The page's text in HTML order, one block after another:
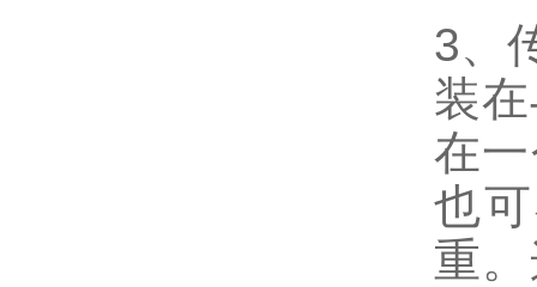
3、
装
在
也
重